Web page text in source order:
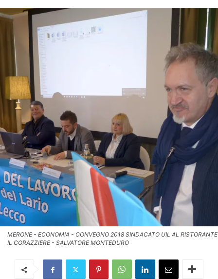
MERONE - ECONOMIA - CONVEGNO 2018 SINDACATO UIL AL RISTORANTE
IL CORAZZIERE - SALVATORE MONTEDURO